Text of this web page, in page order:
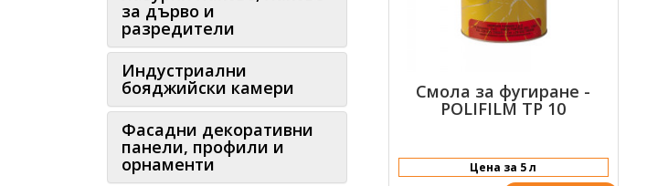
за дърво и
разредители
Индустриални
бояджийски камери
Фасадни декоративни
панели, профили и
орнаменти
Смола за фугиране -
POLIFILM TP 10